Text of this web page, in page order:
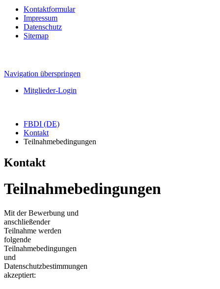
Kontaktformular
Impressum
Datenschutz
Sitemap
Navigation überspringen
Mitglieder-Login
FBDI (DE)
Kontakt
Teilnahmebedingungen
Kontakt
Teilnahmebedingungen
Mit der Bewerbung und
anschließender
Teilnahme werden
folgende
Teilnahmebedingungen
und
Datenschutzbestimmungen
akzeptiert: